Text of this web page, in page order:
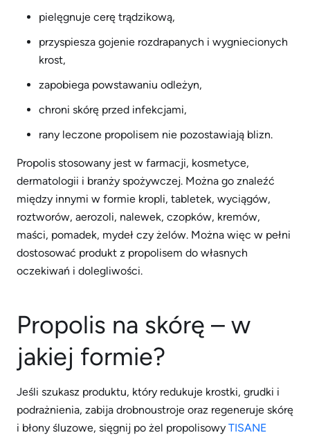
pielęgnuje cerę trądzikową,
przyspiesza gojenie rozdrapanych i wygniecionych
krost,
zapobiega powstawaniu odleżyn,
chroni skórę przed infekcjami,
rany leczone propolisem nie pozostawiają blizn.
Propolis stosowany jest w farmacji, kosmetyce,
dermatologii i branży spożywczej. Można go znaleźć
między innymi w formie kropli, tabletek, wyciągów,
roztworów, aerozoli, nalewek, czopków, kremów,
maści, pomadek, mydeł czy żelów. Można więc w pełni
dostosować produkt z propolisem do własnych
oczekiwań i dolegliwości.
Propolis na skórę – w
jakiej formie?
Jeśli szukasz produktu, który redukuje krostki, grudki i
podrażnienia, zabija drobnoustroje oraz regeneruje skórę
i błony śluzowe, sięgnij po żel propolisowy TISANE